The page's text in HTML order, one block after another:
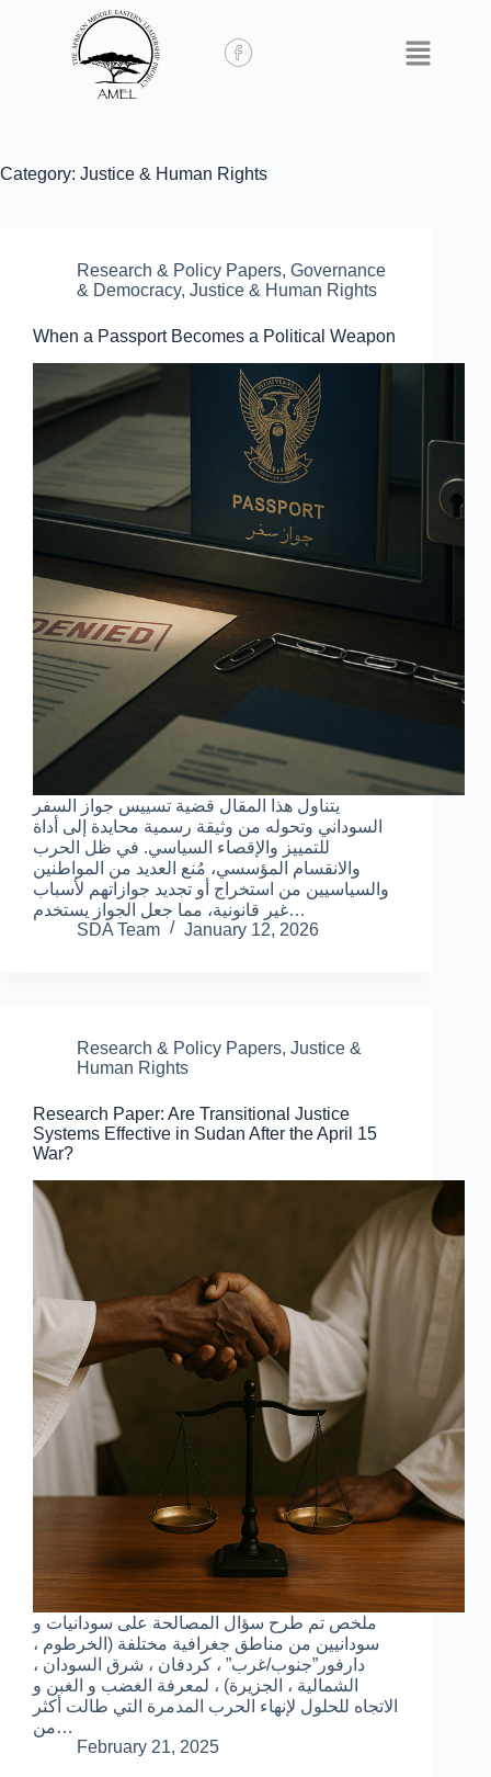
Category: Justice & Human Rights
Research & Policy Papers, Governance
& Democracy, Justice & Human Rights
When a Passport Becomes a Political Weapon
يتناول هذا المقال قضية تسييس جواز السفر
السوداني وتحوله من وثيقة رسمية محايدة إلى أداة
للتمييز والإقصاء السياسي. في ظل الحرب
والانقسام المؤسسي، مُنع العديد من المواطنين
والسياسيين من استخراج أو تجديد جوازاتهم لأسباب
غير قانونية، مما جعل الجواز يستخدم…
SDA Team
January 12, 2026
Research & Policy Papers, Justice &
Human Rights
Research Paper: Are Transitional Justice
Systems Effective in Sudan After the April 15
War?
ملخص تم طرح سؤال المصالحة على سودانيات و
سودانيين من مناطق جغرافية مختلفة (الخرطوم ،
دارفور”جنوب/غرب” ، كردفان ، شرق السودان ،
الشمالية ، الجزيرة) ، لمعرفة الغضب و الغبن و
الاتجاه للحلول لإنهاء الحرب المدمرة التي طالت أكثر
من…
February 21, 2025